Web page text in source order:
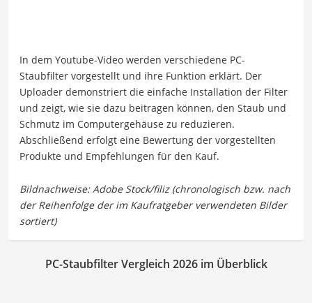
In dem Youtube-Video werden verschiedene PC-
Staubfilter vorgestellt und ihre Funktion erklärt. Der
Uploader demonstriert die einfache Installation der Filter
und zeigt, wie sie dazu beitragen können, den Staub und
Schmutz im Computergehäuse zu reduzieren.
Abschließend erfolgt eine Bewertung der vorgestellten
Produkte und Empfehlungen für den Kauf.
PC-Staubfilter Vergleich 2026 im Überblick